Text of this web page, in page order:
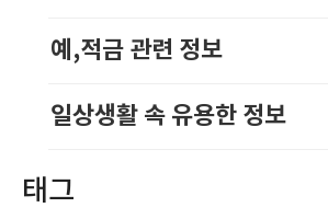
예,적금 관련 정보
일상생활 속 유용한 정보
태그